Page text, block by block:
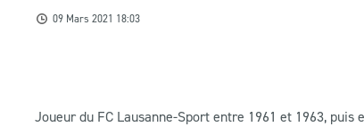
09 Mars 2021 18:03
Joueur du FC Lausanne-Sport entre 1961 et 1963,